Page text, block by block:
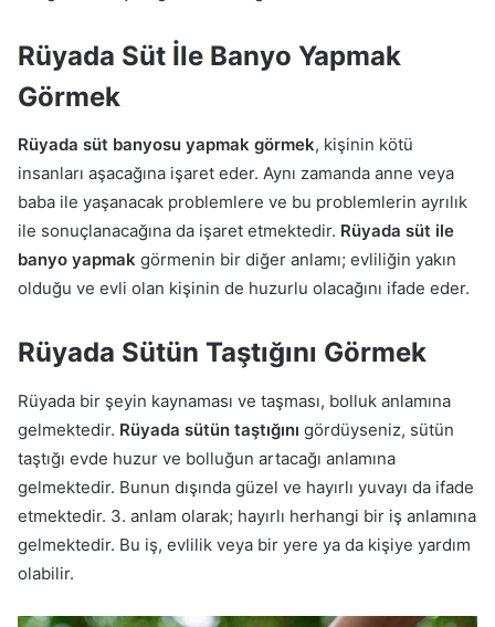
Rüyada Süt İle Banyo Yapmak
Görmek
Rüyada süt banyosu yapmak görmek, kişinin kötü
insanları aşacağına işaret eder. Aynı zamanda anne veya
baba ile yaşanacak problemlere ve bu problemlerin ayrılık
ile sonuçlanacağına da işaret etmektedir. Rüyada süt ile
banyo yapmak görmenin bir diğer anlamı; evliliğin yakın
olduğu ve evli olan kişinin de huzurlu olacağını ifade eder.
Rüyada Sütün Taştığını Görmek
Rüyada bir şeyin kaynaması ve taşması, bolluk anlamına
gelmektedir. Rüyada sütün taştığını gördüyseniz, sütün
taştığı evde huzur ve bolluğun artacağı anlamına
gelmektedir. Bunun dışında güzel ve hayırlı yuvayı da ifade
etmektedir. 3. anlam olarak; hayırlı herhangi bir iş anlamına
gelmektedir. Bu iş, evlilik veya bir yere ya da kişiye yardım
olabilir.